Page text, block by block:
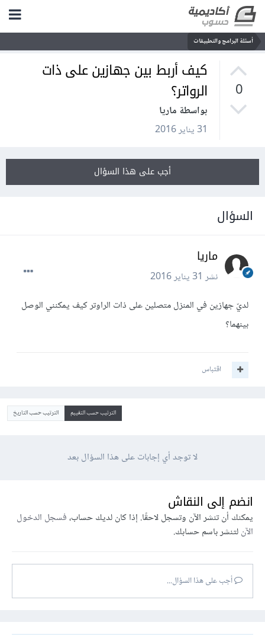
أسئلة البرامج والتطبيقات
0
كيف أربط بين جهازين على ذات
الرواتر؟
بواسطة ماريا
31 يناير 2016
أجب على هذا السؤال
السؤال
ماريا
نشر31 يناير 2016
لديّ جهازين في المنزل متصلين على ذات الراوتر كيف يمكنني الوصل
بينهما؟
اقتباس
الترتيب حسب التقييم الترتيب حسب التاريخ
لا توجد أي إجابات على هذا السؤال بعد
انضم إلى النقاش
يمكنك أن تنشر الآن وتسجل لاحقًا. إذا كان لديك حساب،فسجل الدخول
الآنلتنشر باسم حسابك.
أجب على هذا السؤال...